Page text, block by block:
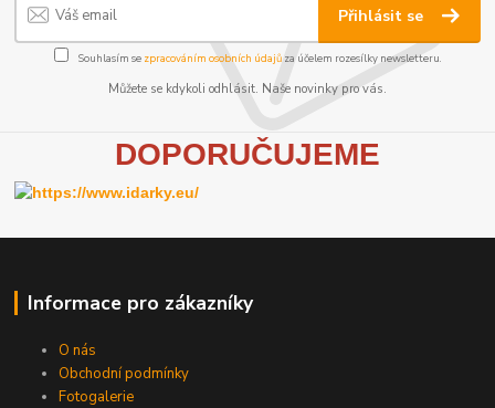
Přihlásit se
Souhlasím se zpracováním osobních údajůza účelem rozesílky newsletteru.
Můžete se kdykoli odhlásit. Naše novinky pro vás.
DOPORUČUJEME
Informace pro zákazníky
O nás
Obchodní podmínky
Fotogalerie